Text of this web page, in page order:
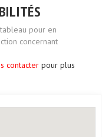
pour en
concernant
contacter pour plus